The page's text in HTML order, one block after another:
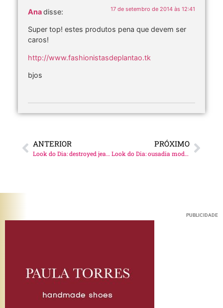
Anadisse: 17 de setembro de 2014 às 12:41
Super top! estes produtos pena que devem ser
caros!
http://www.fashionistasdeplantao.tk
bjos
ANTERIOR
Look do Dia: destroyed jeans!
PRÓXIMO
Look do Dia: ousadia mode on!
PUBLICIDADE